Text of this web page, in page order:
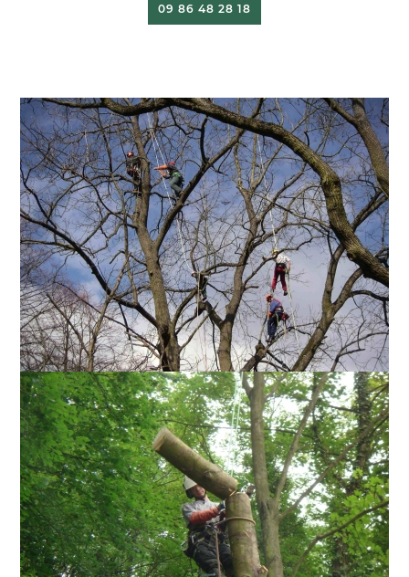
09 86 48 28 18